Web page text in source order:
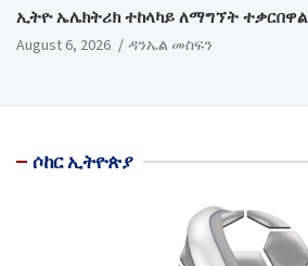
ኢትዮ ኤሌክትሪክ ተከላካይ ለማግኘት ተቃርበዋል
August 6, 2026 ዳንኤል መስፍን
ሶከር ኢትዮጵያ